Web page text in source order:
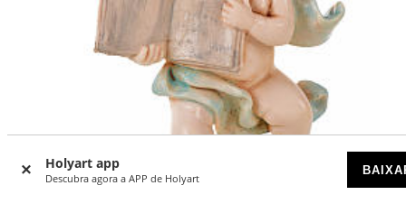
Holyart app
Descubra agora a APP de Holyart